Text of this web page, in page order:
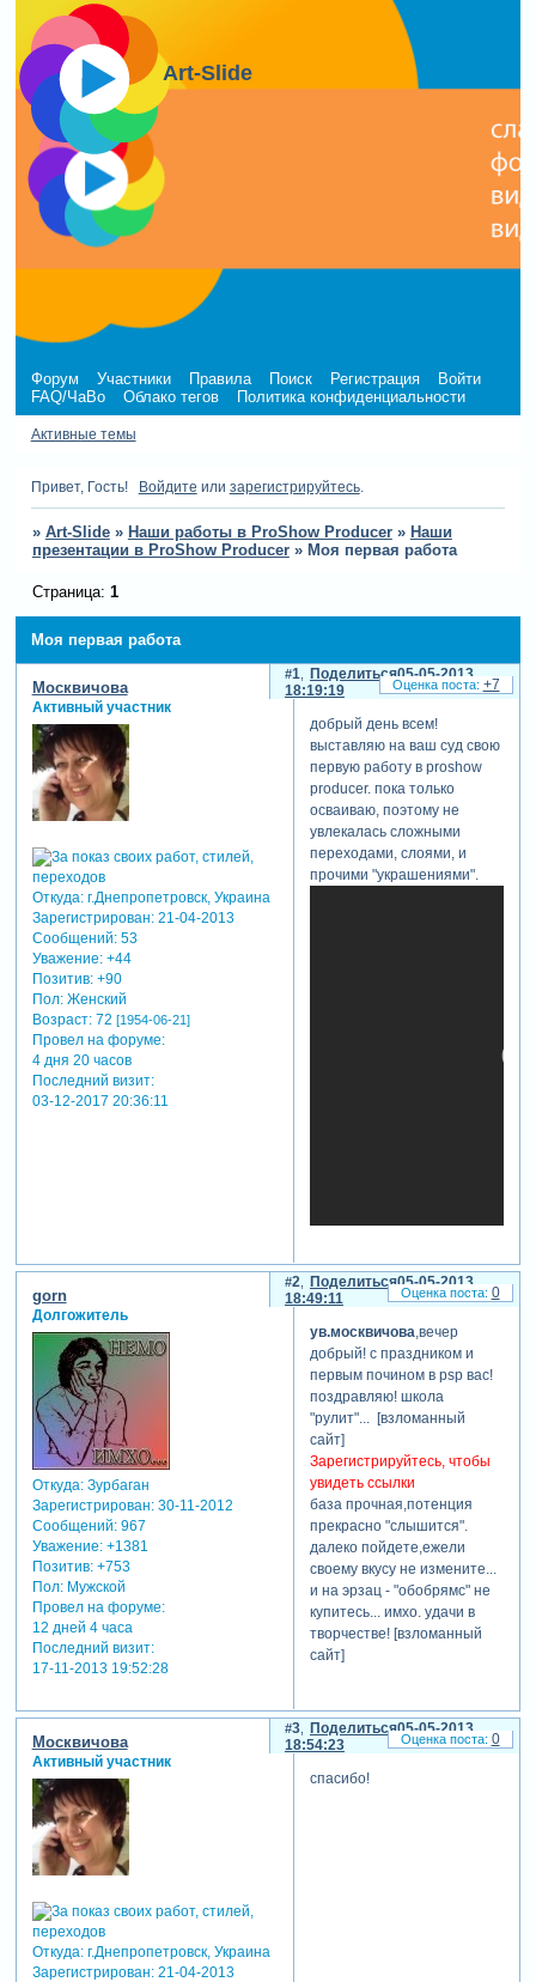
Art-Slide
Форум Участники Правила Поиск Регистрация
Войти
FAQ/ЧаВо
Облако тегов Политика конфиденциальности
Активные темы
Привет, Гость! Войдите или зарегистрируйтесь.
» Art-Slide » Наши работы в ProShow Producer » Наши
презентации в ProShow Producer » Моя первая работа
Моя первая работа
Страница: 1
Поделиться
1
05-05-2013
18:19:19
Москвичова
Активный участник
Откуда:г.Днепропетровск, Украина
Зарегистрирован: 21-04-2013
Сообщений:53
Уважение: +44
Позитив: +90
Пол:Женский
Возраст:72 [1954-06-21]
Провел на форуме:
4 дня 20 часов
Последний визит:
03-12-2017 20:36:11
добрый день всем!
выставляю на ваш суд свою
первую работу в proshow
producer. пока только
осваиваю, поэтому не
увлекалась сложными
переходами, слоями, и
прочими "украшениями".
+7
Поделиться
2
05-05-2013
18:49:11
gorn
Долгожитель
Откуда:Зурбаган
Зарегистрирован: 30-11-2012
Сообщений:967
Уважение: +1381
Позитив: +753
Пол:Мужской
Провел на форуме:
12 дней 4 часа
Последний визит:
17-11-2013 19:52:28
ув.москвичова,вечер
добрый! с праздником и
первым почином в psp вас!
поздравляю! школа
"рулит"... [взломанный
сайт]
Зарегистрируйтесь, чтобы
увидеть ссылки
база прочная,потенция
прекрасно "слышится".
далеко пойдете,ежели
своему вкусу не измените...
и на эрзац - "обобрямс" не
купитесь... имхо. удачи в
творчестве! [взломанный
сайт]
0
Поделиться
3
05-05-2013
18:54:23
Москвичова
Активный участник
Откуда:г.Днепропетровск, Украина
Зарегистрирован: 21-04-2013
спасибо!
0